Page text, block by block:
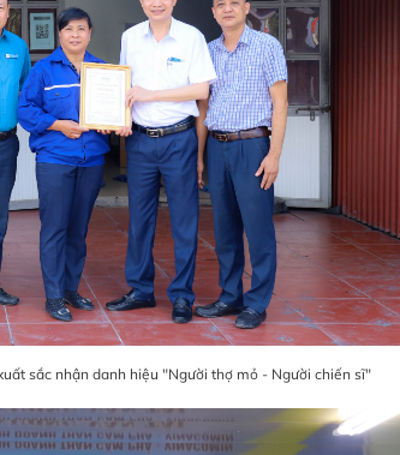
sắc nhận danh hiệu "Người thợ mỏ - Người chiến sĩ"